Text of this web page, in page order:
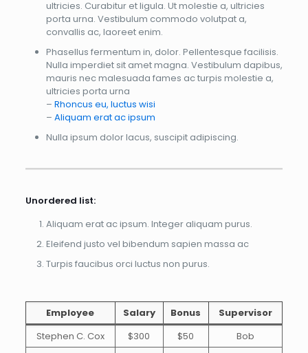
ultricies. Curabitur et ligula. Ut molestie a, ultricies
porta urna. Vestibulum commodo volutpat a,
convallis ac, laoreet enim.
Phasellus fermentum in, dolor. Pellentesque facilisis.
Nulla imperdiet sit amet magna. Vestibulum dapibus,
mauris nec malesuada fames ac turpis molestie a,
ultricies porta urna
– Rhoncus eu, luctus wisi
– Aliquam erat ac ipsum
Nulla ipsum dolor lacus, suscipit adipiscing.
Unordered list:
Aliquam erat ac ipsum. Integer aliquam purus.
Eleifend justo vel bibendum sapien massa ac
Turpis faucibus orci luctus non purus.
Employee Salary Bonus
Supervisor
Stephen C. Cox
$300 $50
Bob